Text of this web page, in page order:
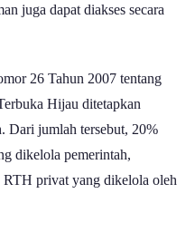
juga dapat diakses secara
26 Tahun 2007 tentang
Hijau ditetapkan
Dari jumlah tersebut, 20%
dikelola pemerintah,
RTH privat yang dikelola oleh